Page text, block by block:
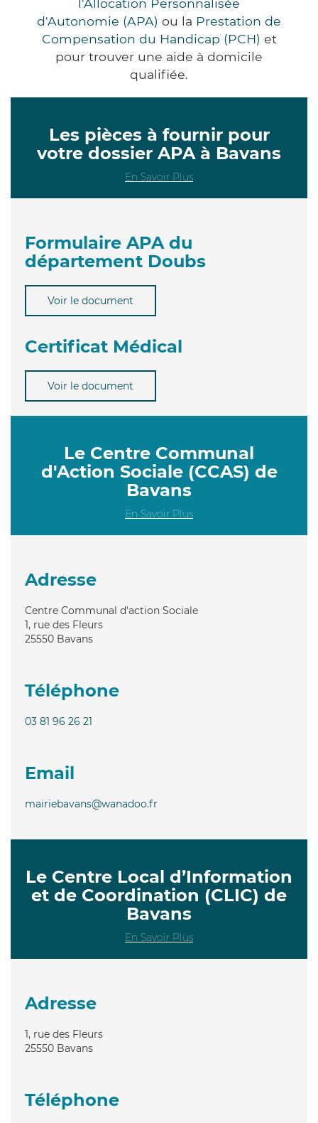
l'Allocation Personnalisée
d'Autonomie (APA) ou la Prestation de
Compensation du Handicap (PCH) et
pour trouver une aide à domicile
qualifiée.
Les pièces à fournir pour
votre dossier APA à Bavans
En Savoir Plus
Formulaire APA du
département Doubs
Voir le document
Certificat Médical
Voir le document
Le Centre Communal
d'Action Sociale (CCAS) de
Bavans
En Savoir Plus
Adresse
Centre Communal d'action Sociale
1, rue des Fleurs
25550 Bavans
Téléphone
03 81 96 26 21
Email
mairiebavans@wanadoo.fr
Le Centre Local d’Information
et de Coordination (CLIC) de
Bavans
En Savoir Plus
Adresse
1, rue des Fleurs
25550 Bavans
Téléphone